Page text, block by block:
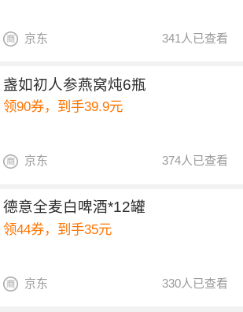
341人已查看
京东
盏如初人参燕窝炖6瓶
领90券，到手39.9元
374人已查看
京东
德意全麦白啤酒*12罐
领44券，到手35元
330人已查看
京东